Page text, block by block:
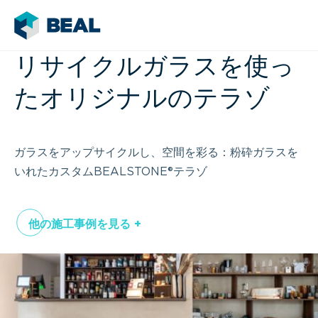
リサイクルガラスを使っ
たオリジナルのテラゾ
ガラスをアップサイクルし、空間を彩る：粉砕ガラスを
いれたカスタムBEALSTONE®テラゾ
他の施工事例を見る +